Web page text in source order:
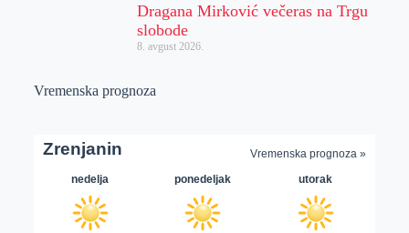
Dragana Mirković večeras na Trgu
slobode
8. avgust 2026.
Vremenska prognoza